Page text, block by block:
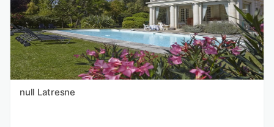
null Latresne